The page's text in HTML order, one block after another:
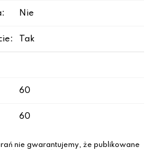
Nie
Tak
60
60
nie gwarantujemy, że publikowane